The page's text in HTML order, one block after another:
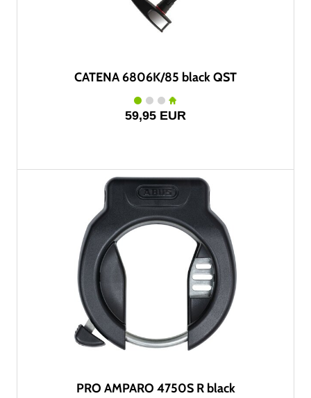
CATENA 6806K/85 black QST
59,95 EUR
PRO AMPARO 4750S R black